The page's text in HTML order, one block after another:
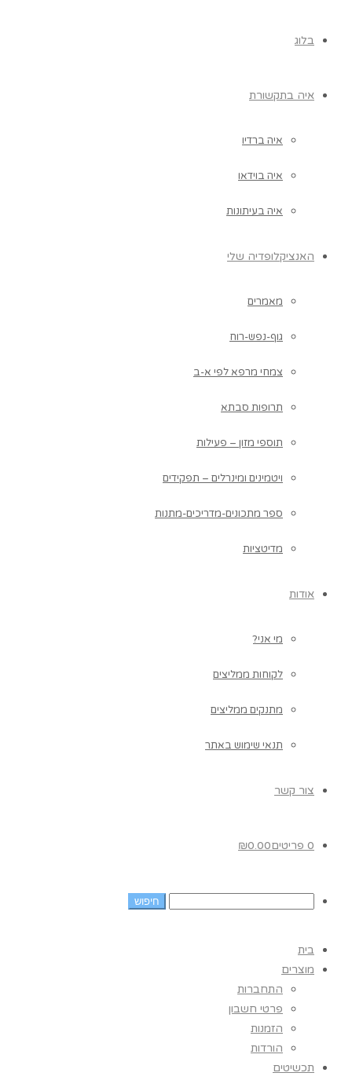
בלוג
איה בתקשורת
איה ברדיו
איה בוידאו
איה בעיתונות
האנציקלופדיה שלי
מאמרים
גוף-נפש-רוח
צמחי מרפא לפי א-ב
תרופות סבתא
תוספי מזון – פעילות
ויטמינים ומינרלים – תפקידים
ספר מתכונים-מדריכים-מתנות
מדיטציות
אודות
מי אני?
לקוחות ממליצים
מתנקים ממליצים
תנאי שימוש באתר
צור קשר
0 פריטים ₪0.00
בית
מוצרים
התחברות
פרטי חשבון
הזמנות
הורדות
תכשיטים